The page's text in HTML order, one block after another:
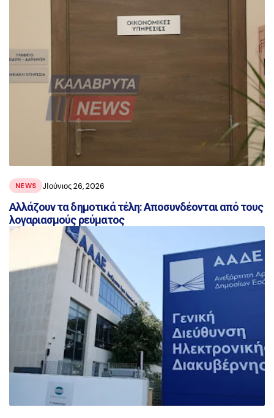
NEWS JΙούνιος 26, 2026
Aλλάζουν τα δημοτικά τέλη: Αποσυνδέονται από τους
λογαριασμούς ρεύματος